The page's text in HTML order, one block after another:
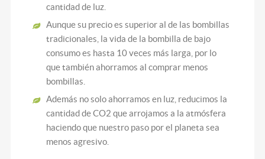
cantidad de luz.
Aunque su precio es superior al de las bombillas
tradicionales, la vida de la bombilla de bajo
consumo es hasta 10 veces más larga, por lo
que también ahorramos al comprar menos
bombillas.
Además no solo ahorramos en luz, reducimos la
cantidad de CO2 que arrojamos a la atmósfera
haciendo que nuestro paso por el planeta sea
menos agresivo.